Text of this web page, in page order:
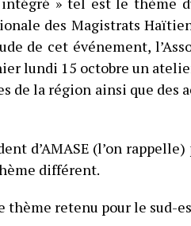
des Magistrats
de cet événement,
lundi 15 octobre un
de la région ainsi que des
d’AMASE (l’on
différent.
thème retenu pour le sud-